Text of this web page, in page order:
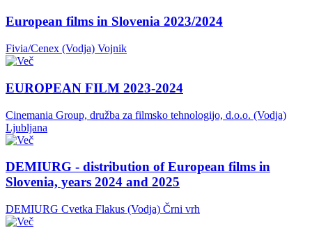
European films in Slovenia 2023/2024
Fivia/Cenex (Vodja) Vojnik
EUROPEAN FILM 2023-2024
Cinemania Group, družba za filmsko tehnologijo, d.o.o. (Vodja)
Ljubljana
DEMIURG - distribution of European films in
Slovenia, years 2024 and 2025
DEMIURG Cvetka Flakus (Vodja) Črni vrh